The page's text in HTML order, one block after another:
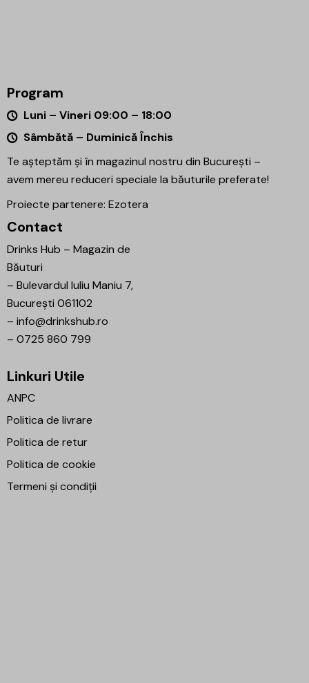
Program
Luni – Vineri 09:00 – 18:00
Sâmbătă – Duminică Închis
Te așteptăm și în magazinul nostru din București –
avem mereu reduceri speciale la băuturile preferate!
Proiecte partenere: Ezotera
Contact
Drinks Hub – Magazin de
Băuturi
– Bulevardul Iuliu Maniu 7,
București 061102
– info@drinkshub.ro
– 0725 860 799
Linkuri Utile
ANPC
Politica de livrare
Politica de retur
Politica de cookie
Termeni și condiții